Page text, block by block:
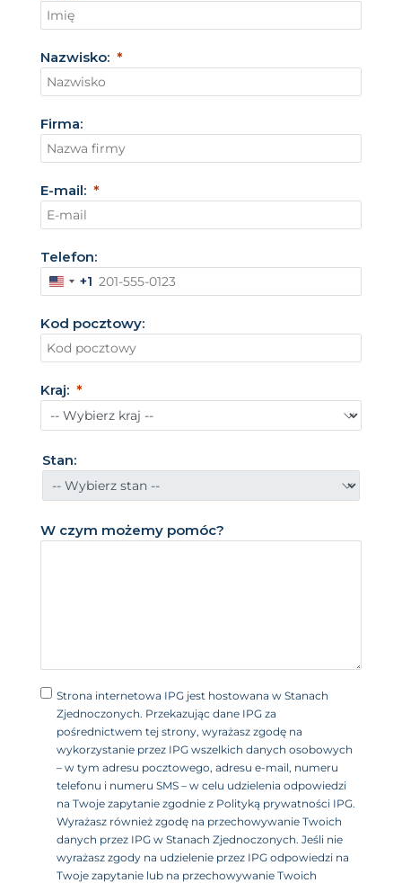
Nazwisko:
Firma:
E-mail:
Telefon:
S
a
n
Z
j
d
n
c
+1
Kod pocztowy:
Kraj:
Stan:
W czym możemy pomóc?
Strona internetowa IPG jest hostowana w Stanach
Zjednoczonych. Przekazując dane IPG za
pośrednictwem tej strony, wyrażasz zgodę na
wykorzystanie przez IPG wszelkich danych osobowych
– w tym adresu pocztowego, adresu e-mail, numeru
telefonu i numeru SMS – w celu udzielenia odpowiedzi
na Twoje zapytanie zgodnie z Polityką prywatności IPG.
Wyrażasz również zgodę na przechowywanie Twoich
danych przez IPG w Stanach Zjednoczonych. Jeśli nie
wyrażasz zgody na udzielenie przez IPG odpowiedzi na
Twoje zapytanie lub na przechowywanie Twoich